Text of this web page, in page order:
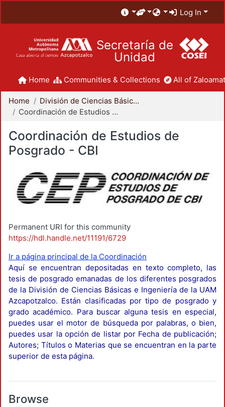
Log In
Secretaría de
Unidad
Home Communities & Collections All of
Home
División de Ciencias Básicas e Ingeniería
Coordinación de Estudios de Posgrado - CBI
Coordinación de Estudios de
Posgrado - CBI
Permanent URI for this community
https://hdl.handle.net/11191/6729
Ir a página principal de la Coordinación
Aquí se encuentran depositadas en texto completo, las
tesis de posgrado emanadas de los diferentes posgrados
de la División de Ciencias Básicas e Ingeniería de la UAM
Azcapotzalco. Están clasificadas por tipo de posgrado y
grado académico. Para buscar alguna tesis en especial,
puedes usar el motor de búsqueda por palabras, o bien,
puedes usar la opción de listar por Fecha de publicación;
Autores; Títulos o Materias que se encuentran en la parte
superior de esta página.
Browse